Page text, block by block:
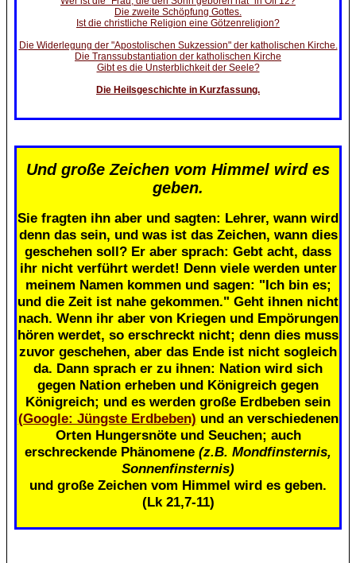
Die zweite Schöpfung Gottes.
Ist die christliche Religion eine Götzenreligion?
Die Widerlegung der "Apostolischen Sukzession" der katholischen Kirche.
Die Transsubstantiation der katholischen Kirche
Gibt es die Unsterblichkeit der Seele?
Die Heilsgeschichte in Kurzfassung.
Und große Zeichen vom Himmel wird es
geben.
Sie fragten ihn aber und sagten: Lehrer, wann wird
denn das sein, und was ist das Zeichen, wann dies
geschehen soll? Er aber sprach: Gebt acht, dass
ihr nicht verführt werdet! Denn viele werden unter
meinem Namen kommen und sagen: "Ich bin es;
und die Zeit ist nahe gekommen." Geht ihnen nicht
nach. Wenn ihr aber von Kriegen und Empörungen
hören werdet, so erschreckt nicht; denn dies muss
zuvor geschehen, aber das Ende ist nicht sogleich
da. Dann sprach er zu ihnen: Nation wird sich
gegen Nation erheben und Königreich gegen
Königreich; und es werden große Erdbeben sein
(Google: Jüngste Erdbeben) und an verschiedenen
Orten Hungersnöte und Seuchen; auch
erschreckende Phänomene (z.B. Mondfinsternis,
Sonnenfinsternis)
und große Zeichen vom Himmel wird es geben.
(Lk 21,7-11)